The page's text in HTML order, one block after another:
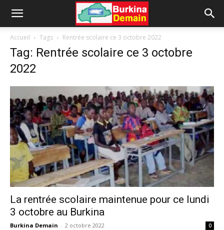
Accueil Tags Rentrée scolaire ce 3 octobre 2022
Tag: Rentrée scolaire ce 3 octobre
2022
La rentrée scolaire maintenue pour ce lundi
3 octobre au Burkina
Burkina Demain - 2 octobre 2022 0